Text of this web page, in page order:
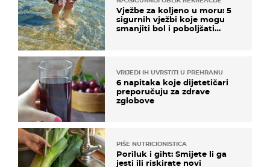
Vježbe za koljeno u moru: 5
sigurnih vježbi koje mogu
smanjiti bol i poboljšati
VRIJEDI IH UVRSTITI U PREHRANU
6 napitaka koje dijetetičari
preporučuju za zdrave
zglobove
PIŠE NUTRICIONISTICA
Poriluk i giht: Smijete li ga
jesti ili riskirate novi